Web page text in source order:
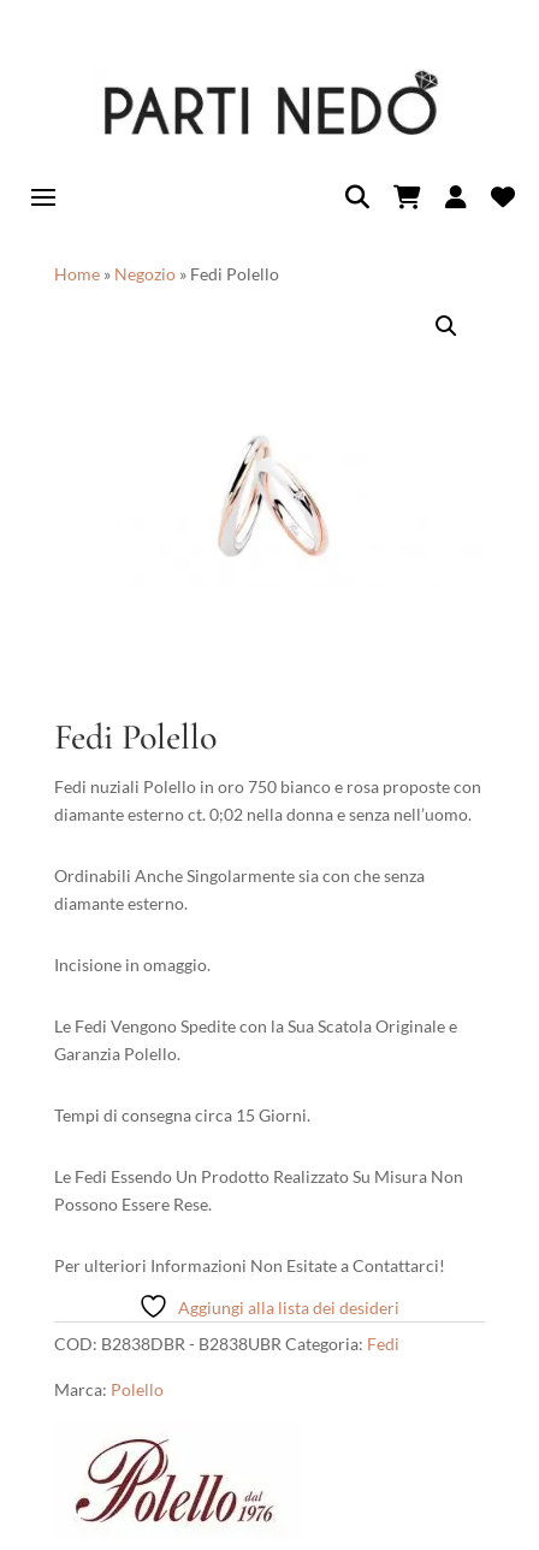
Home» Negozio» Fedi Polello
Fedi Polello
Fedi nuziali Polello in oro 750 bianco e rosa proposte con
diamante esterno ct. 0;02 nella donna e senza nell’uomo.
Ordinabili Anche Singolarmente sia con che senza
diamante esterno.
Incisione in omaggio.
Le Fedi Vengono Spedite con la Sua Scatola Originale e
Garanzia Polello.
Tempi di consegna circa 15 Giorni.
Le Fedi Essendo Un Prodotto Realizzato Su Misura Non
Possono Essere Rese.
Per ulteriori Informazioni Non Esitate a Contattarci!
Aggiungi alla lista dei desideri
COD: B2838DBR - B2838UBR Categoria: Fedi
Marca: Polello